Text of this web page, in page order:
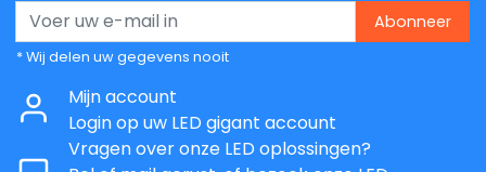
Abonneer
* Wij delen uw gegevens nooit
Mijn account
Login op uw LED gigant account
Vragen over onze LED oplossingen?